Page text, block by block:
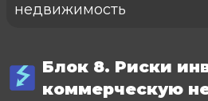
недвижимость
Блок 8. Риски
коммерческую